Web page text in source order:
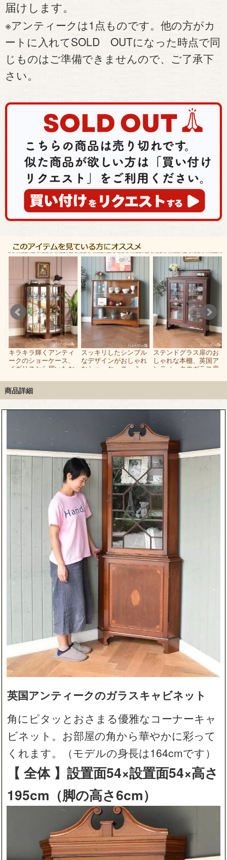
届けします。
※アンティークは1点ものです。他の方がカ
ートに入れてSOLD OUTになった時点で同
じものはご準備できませんので、ご了承下
さい。
キラキラ輝くアンティ
ークのショーケース、
イギリスから届いたお
ネット
スッキリしたシンプル
なデザインがおしゃれ
なショーケース、ミッ
テージキャビネット
ステンドグラス扉のお
しゃれな本棚、英国ア
ンティークのガラス扉
商品詳細
英国アンティークのガラスキャビネット
角にピタッとおさまる優雅なコーナーキャ
ビネット。お部屋の角から華やかに彩って
くれます。（モデルの身長は164cmです）
【 全体 】設置面54×設置面54×高さ
195cm（脚の高さ6cm）